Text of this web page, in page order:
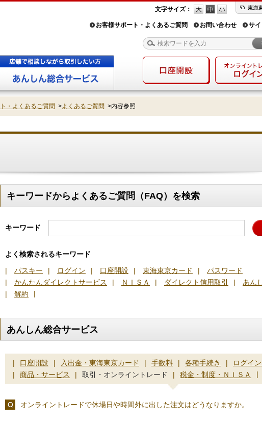
文字サイズ：
お客様サポート・よくあるご質問 お問い合わせ サ
・よくあるご質問 >よくあるご質問 >内容参照
キーワードからよくあるご質問（FAQ）を検索
キーワード
よく検索されるキーワード
|
パスキー | ログイン | 口座開設 | 東海東京カード |
パスワード
|
かんたんダイレクトサービス | ＮＩＳＡ | ダイレクト信用取引 |
あん
|
解約 |
あんしん総合サービス
| 口座開設 | 入出金・東海東京カード | 手数料 | 各種手続き |
ログイ
|
商品・サービス | 取引・オンライントレード | 税金・制度・ＮＩＳＡ |
オンライントレードで休場日や時間外に出した注文はどうなりますか。